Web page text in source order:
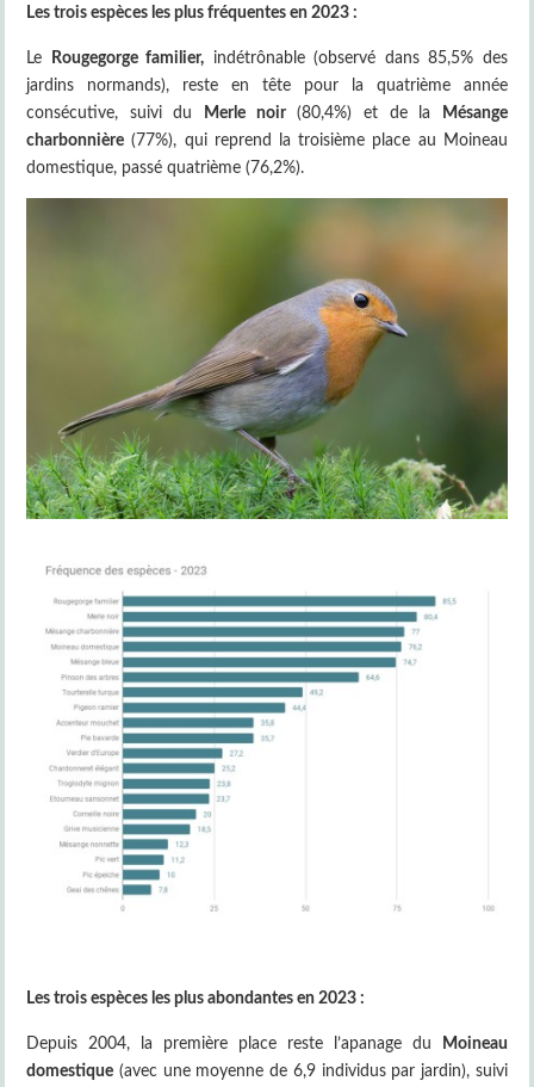
Les trois espèces les plus fréquentes en 2023 :
Le Rougegorge familier, indétrônable (observé dans 85,5% des
jardins normands), reste en tête pour la quatrième année
consécutive, suivi du
Merle noir(80,4%) et de la
Mésange
charbonnière (77%), qui reprend la troisième place au Moineau
domestique, passé quatrième (76,2%).
Les trois espèces les plus abondantes en 2023 :
Depuis 2004, la première place reste l’apanage du
Moineau
domestique (avec une moyenne de 6,9 individus par jardin), suivi